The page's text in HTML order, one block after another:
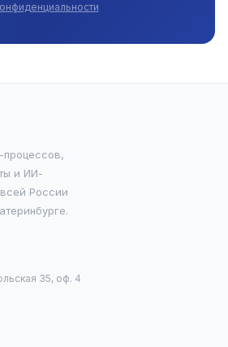
процессов,
и ИИ-
России
35, оф. 4